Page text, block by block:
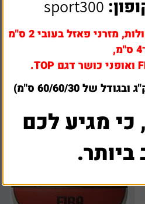
כדורסל גומי כתום מידה 3
sport300
לא כולל סטים של משקולות, מזרני פאזל בעובי 2 ס"מ
כי מגיע לכם
ביותר.